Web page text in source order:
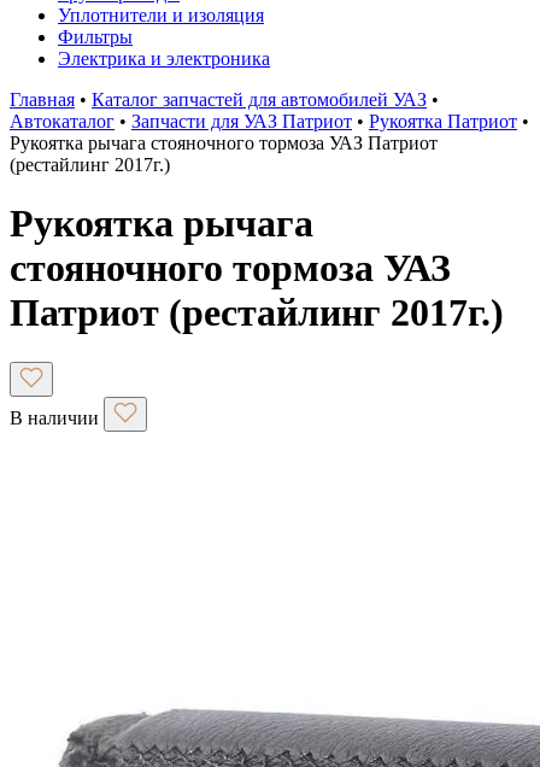
Уплотнители и изоляция
Фильтры
Электрика и электроника
Главная • Каталог запчастей для автомобилей УАЗ •
Автокаталог • Запчасти для УАЗ Патриот • Рукоятка Патриот •
Рукоятка рычага стояночного тормоза УАЗ Патриот
(рестайлинг 2017г.)
Рукоятка рычага
стояночного тормоза УАЗ
Патриот (рестайлинг 2017г.)
В наличии